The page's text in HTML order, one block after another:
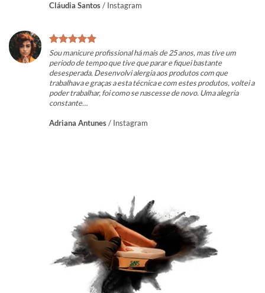
Cláudia Santos / Instagram
Sou manicure profissional há mais de 25 anos, mas tive um
periodo de tempo que tive que parar e fiquei bastante
desesperada. Desenvolvi alergia aos produtos com que
trabalhava e graças a esta técnica e com estes produtos, voltei a
poder trabalhar, foi como se nascesse de novo. Uma alegria
constante…
Adriana Antunes / Instagram